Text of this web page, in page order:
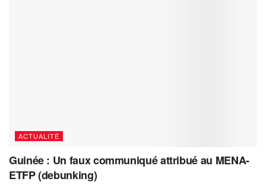
ACTUALITÉ
Guinée : Un faux communiqué attribué au MENA-
ETFP (debunking)